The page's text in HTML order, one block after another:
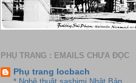
PHỤ TRANG : EMAILS CHƯA ĐỌC
Phụ trang locbach